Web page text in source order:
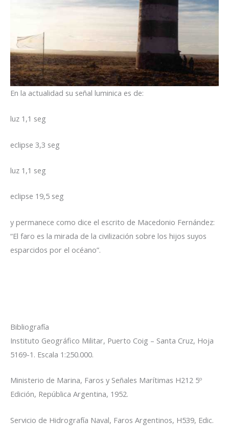
En la actualidad su señal luminica es de:
luz 1,1 seg
eclipse 3,3 seg
luz 1,1 seg
eclipse 19,5 seg
y permanece como dice el escrito de Macedonio Fernández:
“El faro es la mirada de la civilización sobre los hijos suyos
esparcidos por el océano”.
Bibliografía
Instituto Geográfico Militar, Puerto Coig – Santa Cruz, Hoja
5169-1. Escala 1:250.000.
Ministerio de Marina, Faros y Señales Marítimas H212 5º
Edición, República Argentina, 1952.
Servicio de Hidrografía Naval, Faros Argentinos, H539, Edic.